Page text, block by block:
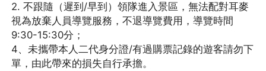
2. 不跟隨（遲到/早到）領隊進入景區，無法配對耳麥
視為放棄人員導覽服務，不退導覽費用，導覽時間
9:30-15:30分；
4、未攜帶本人二代身分證/有過購票記錄的遊客請勿下
單，由此帶來的損失自行承擔。